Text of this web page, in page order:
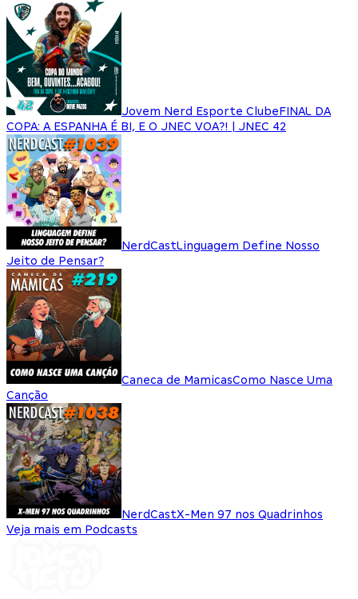
Jovem Nerd Esporte ClubeFINAL DA
COPA: A ESPANHA É BI, E O JNEC VOA?! | JNEC 42
NerdCastLinguagem Define Nosso
Jeito de Pensar?
Caneca de MamicasComo Nasce Uma
Canção
NerdCastX-Men 97 nos Quadrinhos
Veja mais em Podcasts